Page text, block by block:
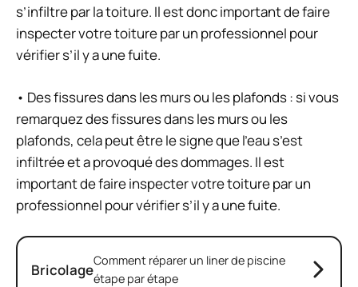
s’infiltre par la toiture. Il est donc important de faire
inspecter votre toiture par un professionnel pour
vérifier s’il y a une fuite.
• Des fissures dans les murs ou les plafonds : si vous
remarquez des fissures dans les murs ou les
plafonds, cela peut être le signe que l’eau s’est
infiltrée et a provoqué des dommages. Il est
important de faire inspecter votre toiture par un
professionnel pour vérifier s’il y a une fuite.
BricolageComment réparer un liner de piscine
étape par étape